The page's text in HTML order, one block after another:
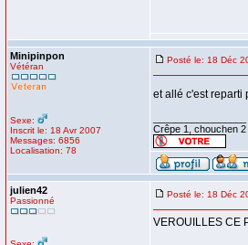
Minipinpon
Vétéran
Sexe:
Inscrit le: 18 Avr 2007
Messages: 6856
Localisation: 78
Posté le: 18 Déc
et allé c'est reparti
Crêpe 1, chouchen
julien42
Passionné
Posté le: 18 Déc
VEROUILLES CE